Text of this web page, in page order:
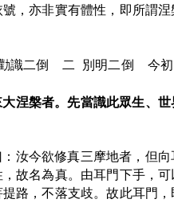
，亦非實有體性，即所謂
識二倒 二 別明二倒 今初
涅槃者。先當識此眾生、
汝今欲修真三摩地者，但
故名為真。由耳門下手，
路，不落支歧。故此耳門